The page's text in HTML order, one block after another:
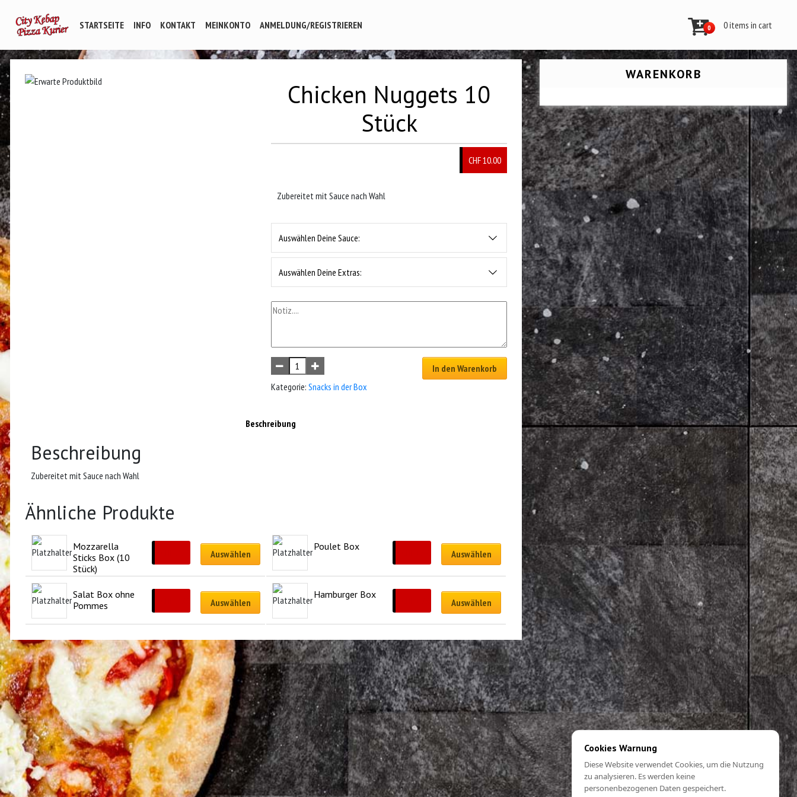
STARTSEITE INFO KONTAKT MEINKONTO ANMELDUNG/REGISTRIEREN 0 0 items in cart
Chicken Nuggets 10
Stück
CHF 10.00
Zubereitet mit Sauce nach Wahl
Auswählen Deine Sauce:
Auswählen Deine Extras:
In den Warenkorb
Kategorie: Snacks in der Box
Beschreibung
Beschreibung
Zubereitet mit Sauce nach Wahl
Ähnliche Produkte
Mozzarella
Sticks Box (10
Stück)
Auswählen
Poulet Box
Auswählen
Salat Box ohne
Pommes
Auswählen
Hamburger Box
Auswählen
WARENKORB
Cookies Warnung
Diese Website verwendet Cookies, um die Nutzung
zu analysieren. Es werden keine
personenbezogenen Daten gespeichert.